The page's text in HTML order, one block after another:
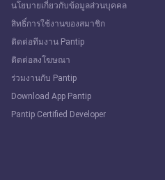
นโยบายเกี่ยวกับข้อมูลส่วนบุคคล
สิทธิ์การใช้งานของสมาชิก
ติดต่อทีมงาน Pantip
ติดต่อลงโฆษณา
ร่วมงานกับ Pantip
Download App Pantip
Pantip Certified Developer